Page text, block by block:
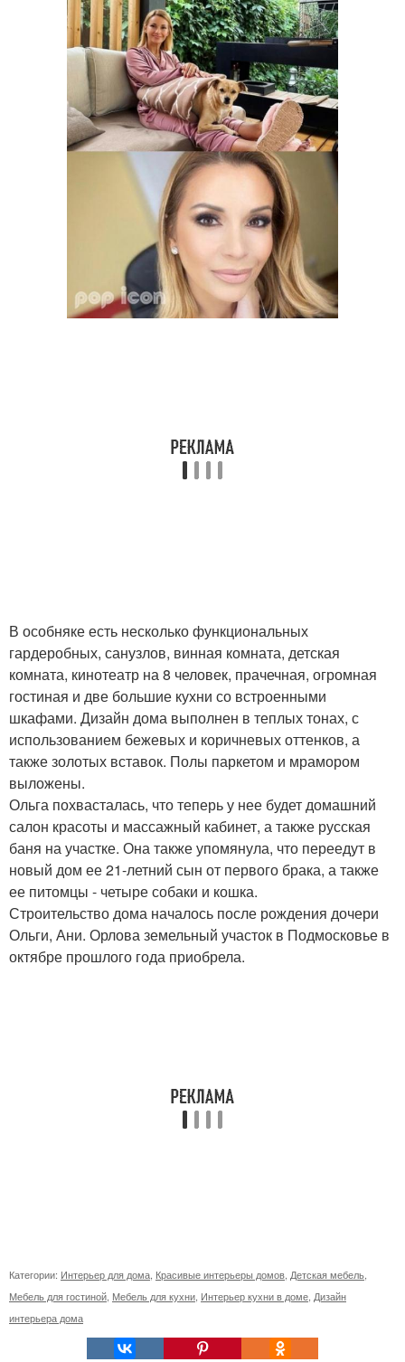
В особняке есть несколько функциональных
гардеробных, санузлов, винная комната, детская
комната, кинотеатр на 8 человек, прачечная, огромная
гостиная и две большие кухни со встроенными
шкафами. Дизайн дома выполнен в теплых тонах, с
использованием бежевых и коричневых оттенков, а
также золотых вставок. Полы паркетом и мрамором
выложены.
Ольга похвасталась, что теперь у нее будет домашний
салон красоты и массажный кабинет, а также русская
баня на участке. Она также упомянула, что переедут в
новый дом ее 21-летний сын от первого брака, а также
ее питомцы - четыре собаки и кошка.
Строительство дома началось после рождения дочери
Ольги, Ани. Орлова земельный участок в Подмосковье в
октябре прошлого года приобрела.
Категории: Интерьер для дома Красивые интерьеры домов Детская мебель
Мебель для гостиной Мебель для кухни Интерьер кухни в доме Дизайн
интерьера дома